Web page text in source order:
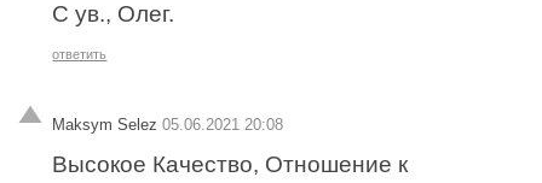
С ув., Олег.
ответить
Maksym Selez 05.06.2021 20:08
Высокое Качество, Отношение к